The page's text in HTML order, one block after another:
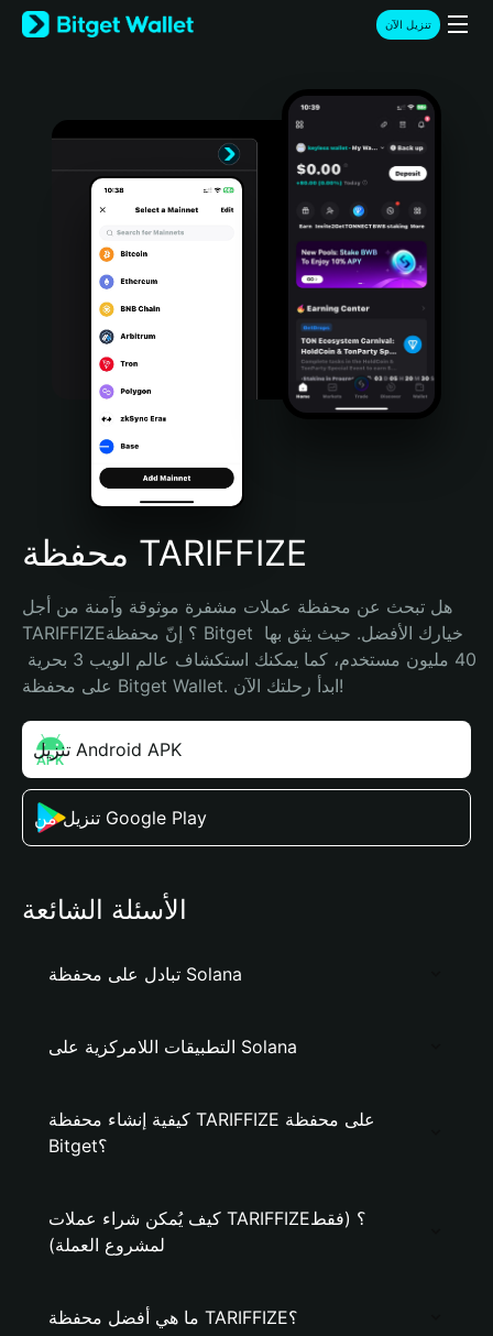
English
日本語
Türkçe
Português (Portugal)
Bahasa Indonesia
Português (Brasil)
Español (Argentina)
تنزيل الآن
محفظة TARIFFIZE
هل تبحث عن محفظة عملات مشفرة موثوقة وآمنة من أجل
TARIFFIZE؟ إنّ محفظة Bitget خيارك الأفضل. حيث يثق بها
على محفظة Bitget Wallet. ابدأ رحلتك الآن!
تنزيل Android APK
تنزيل من Google Play
الأسئلة الشائعة
تبادل على محفظة Solana
التطبيقات اللامركزية على Solana
كيفية إنشاء محفظة TARIFFIZE على محفظة
Bitget؟
كيف يُمكن شراء عملات TARIFFIZE؟ (فقط
لمشروع العملة)
ما هي أفضل محفظة TARIFFIZE؟